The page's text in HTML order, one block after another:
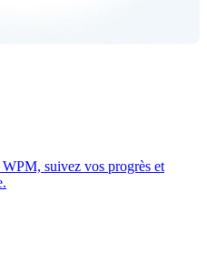
suivez vos progrès et